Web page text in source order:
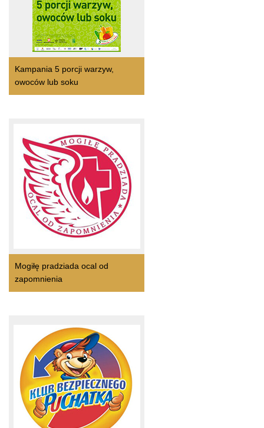
Kampania 5 porcji warzyw,
owoców lub soku
Mogiłę pradziada ocal od
zapomnienia